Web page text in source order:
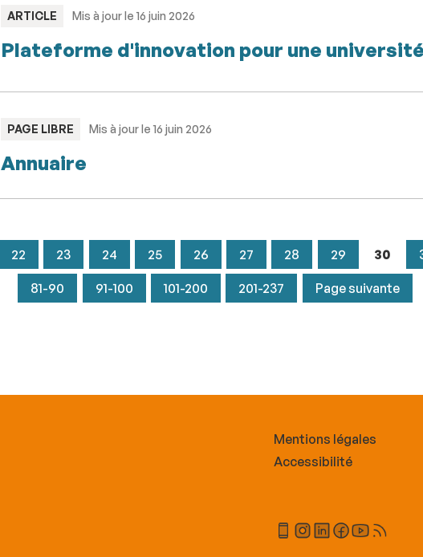
TYPE
ARTICLE Mis à jour le 16 juin 2026
Plateforme d'innovation pour une
TYPE
PAGE LIBRE Mis à jour le 16 juin 2026
Annuaire
22 23 24 25 26 27 28 29 30
81-90 91-100 101-200 201-237 Page suivante
Mentions légales
Accessibilité